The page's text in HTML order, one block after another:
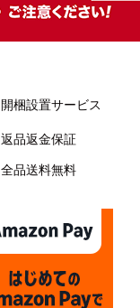
開梱設置サービス
返品返金保証
全品送料無料